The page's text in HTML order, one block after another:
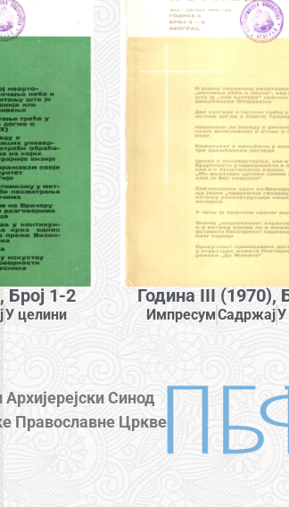
Број 1-2
У целини
Година III (1970),
ИмпресумСадржајУ
Архијерејски Синод
Православне Цркве